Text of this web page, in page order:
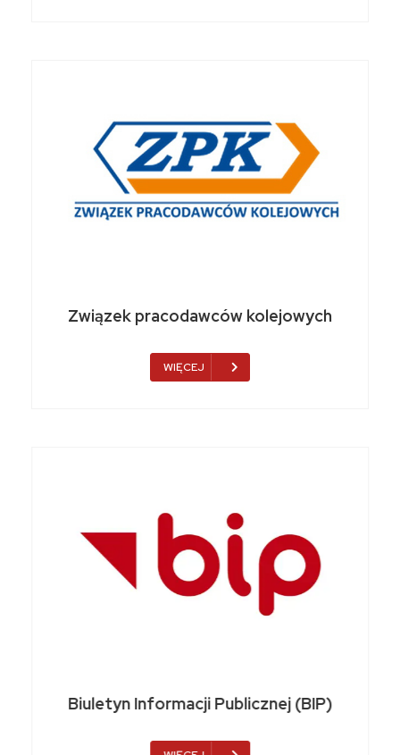
Związek pracodawców kolejowych
WIĘCEJ
Biuletyn Informacji Publicznej (BIP)